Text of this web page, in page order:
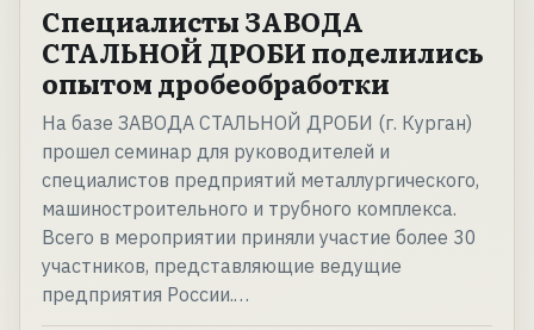
Специалисты ЗАВОДА
СТАЛЬНОЙ ДРОБИ поделились
опытом дробеобработки
На базе ЗАВОДА СТАЛЬНОЙ ДРОБИ (г. Курган)
прошел семинар для руководителей и
специалистов предприятий металлургического,
машиностроительного и трубного комплекса.
Всего в мероприятии приняли участие более 30
участников, представляющие ведущие
предприятия России.…